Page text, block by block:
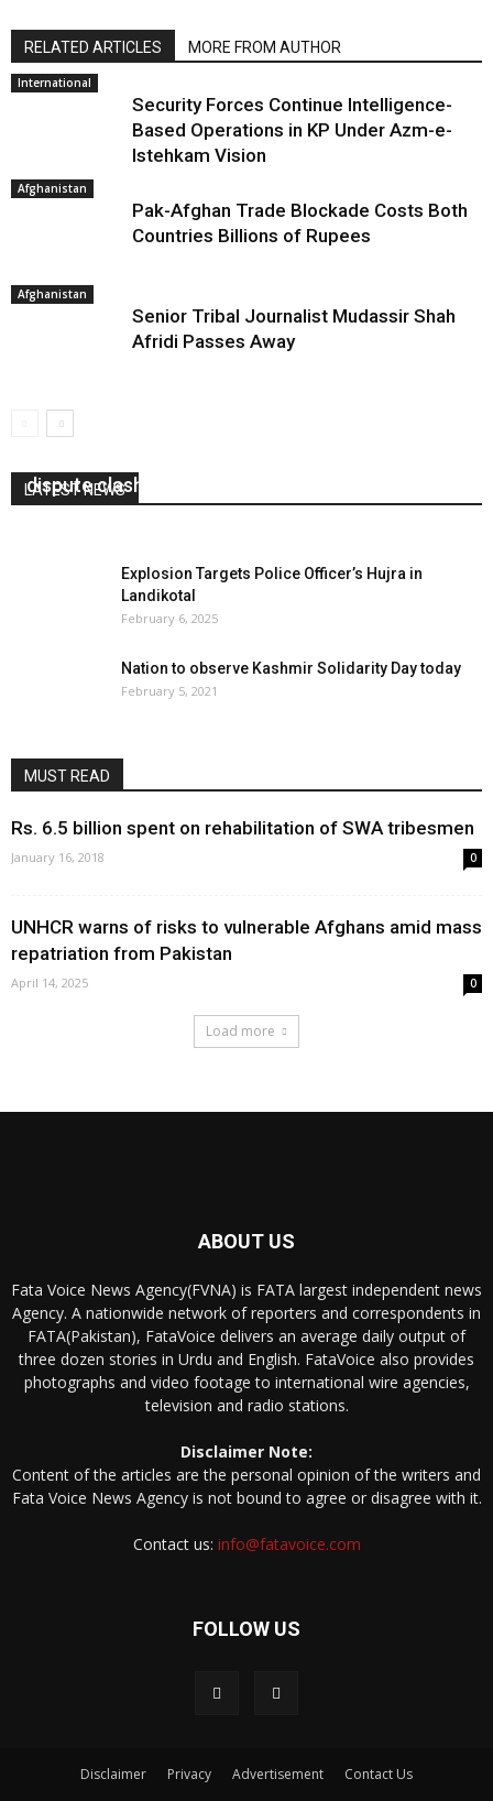
RELATED ARTICLES MORE FROM AUTHOR
International
Security Forces Continue Intelligence-
Based Operations in KP Under Azm-e-
Istehkam Vision
Afghanistan
Pak-Afghan Trade Blockade Costs Both
Countries Billions of Rupees
Afghanistan
Senior Tribal Journalist Mudassir Shah
Afridi Passes Away
LATEST NEWS
dispute clash
Explosion Targets Police Officer’s Hujra in
Landikotal
February 6, 2025
Nation to observe Kashmir Solidarity Day today
February 5, 2021
MUST READ
Rs. 6.5 billion spent on rehabilitation of SWA tribesmen
January 16, 2018 0
UNHCR warns of risks to vulnerable Afghans amid mass
repatriation from Pakistan
April 14, 2025 0
Load more
ABOUT US
Fata Voice News Agency(FVNA) is FATA largest independent news
Agency. A nationwide network of reporters and correspondents in
FATA(Pakistan), FataVoice delivers an average daily output of
three dozen stories in Urdu and English. FataVoice also provides
photographs and video footage to international wire agencies,
television and radio stations.
Disclaimer Note:
Content of the articles are the personal opinion of the writers and
Fata Voice News Agency is not bound to agree or disagree with it.
Contact us: info@fatavoice.com
FOLLOW US
Disclaimer Privacy Advertisement Contact Us